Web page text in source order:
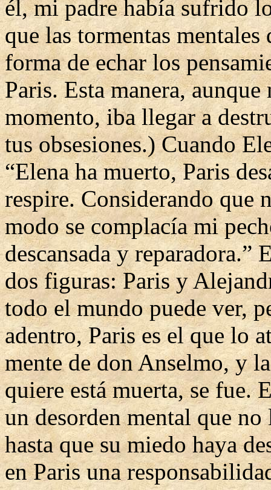
él, mi padre había sufrido
que las tormentas
forma de echar los
Paris. Esta manera,
momento, iba llegar a
tus obsesiones.) Cuando
“Elena ha muerto, Paris
respire. Considerando que
modo se complacía mi
descansada y reparadora.”
dos figuras: Paris y
todo el mundo puede ver,
adentro, Paris es el que lo
mente de don Anselmo, y
quiere está muerta, se fue.
un desorden mental que
hasta que su miedo haya
en Paris una